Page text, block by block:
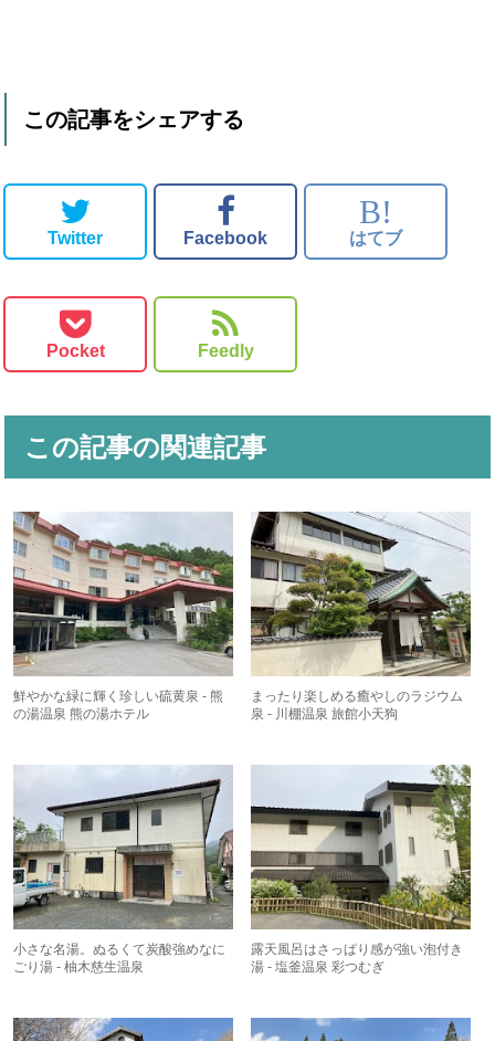
この記事をシェアする
Twitter Facebook
B!
はてブ
Pocket Feedly
この記事の関連記事
鮮やかな緑に輝く珍しい硫黄泉 - 熊
の湯温泉 熊の湯ホテル
まったり楽しめる癒やしのラジウム
泉 - 川棚温泉 旅館小天狗
小さな名湯。ぬるくて炭酸強めなに
ごり湯 - 柚木慈生温泉
露天風呂はさっぱり感が強い泡付き
湯 - 塩釜温泉 彩つむぎ